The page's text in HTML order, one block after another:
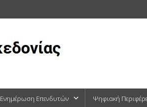
Ενημέρωση Επενδυτών Ψηφιακή